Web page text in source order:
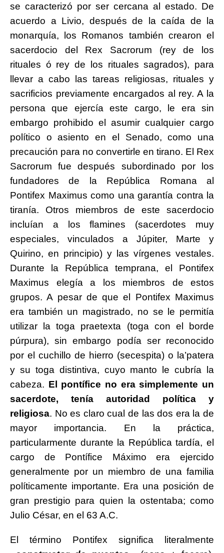
se caracterizó por ser cercana al estado. De
acuerdo a Livio, después de la caída de la
monarquía, los Romanos también crearon el
sacerdocio del Rex Sacrorum (rey de los
rituales ó rey de los rituales sagrados), para
llevar a cabo las tareas religiosas, rituales y
sacrificios previamente encargados al rey. A la
persona que ejercía este cargo, le era sin
embargo prohibido el asumir cualquier cargo
político o asiento en el Senado, como una
precaución para no convertirle en tirano. El Rex
Sacrorum fue después subordinado por los
fundadores de la República Romana al
Pontifex Maximus como una garantía contra la
tiranía. Otros miembros de este sacerdocio
incluían a los flamines (sacerdotes muy
especiales, vinculados a Júpiter, Marte y
Quirino, en principio) y las vírgenes vestales.
Durante la República temprana, el Pontifex
Maximus elegía a los miembros de estos
grupos. A pesar de que el Pontifex Maximus
era también un magistrado, no se le permitía
utilizar la toga praetexta (toga con el borde
púrpura), sin embargo podía ser reconocido
por el cuchillo de hierro (secespita) o la’patera
y su toga distintiva, cuyo manto le cubría la
cabeza. El pontífice no era simplemente un
sacerdote, tenía autoridad política y
religiosa. No es claro cual de las dos era la de
mayor importancia. En la práctica,
particularmente durante la República tardía, el
cargo de Pontífice Máximo era ejercido
generalmente por un miembro de una familia
políticamente importante. Era una posición de
gran prestigio para quien la ostentaba; como
Julio César, en el 63 A.C.
El término Pontifex significa literalmente